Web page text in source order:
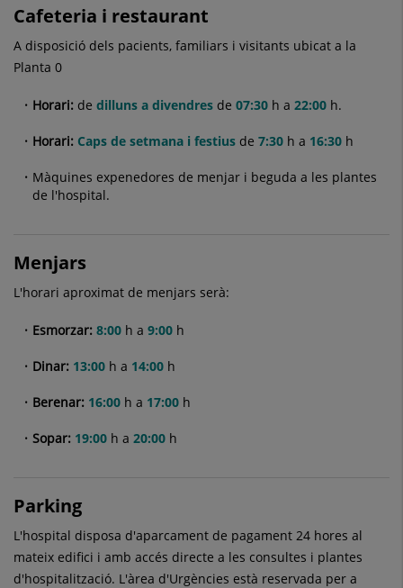
Cafeteria i restaurant
A disposició dels pacients, familiars i visitants ubicat a la
Planta 0
Horari: de dilluns a divendres de 07:30 h a 22:00 h.
Horari: Caps de setmana i festius de 7:30 h a 16:30 h
Màquines expenedores de menjar i beguda a les plantes
de l'hospital.
Menjars
L'horari aproximat de menjars serà:
Esmorzar: 8:00 h a 9:00 h
Dinar: 13:00 h a 14:00 h
Berenar: 16:00 h a 17:00 h
Sopar: 19:00 h a 20:00 h
Parking
L'hospital disposa d'aparcament de pagament 24 hores al
mateix edifici i amb accés directe a les consultes i plantes
d'hospitalització. L'àrea d'Urgències està reservada per a